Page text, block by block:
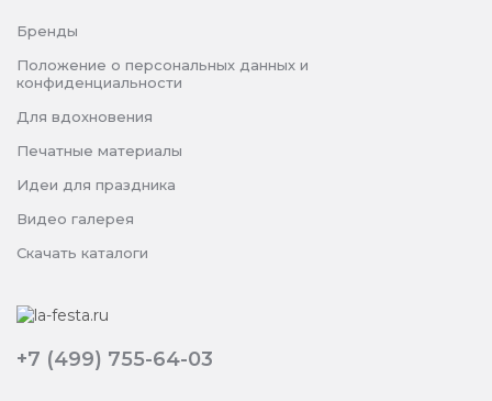
+7 (499) 755-64-03
Бренды
Положение о персональных данных и
конфиденциальности
Для вдохновения
Печатные материалы
Идеи для праздника
Видео галерея
Скачать каталоги